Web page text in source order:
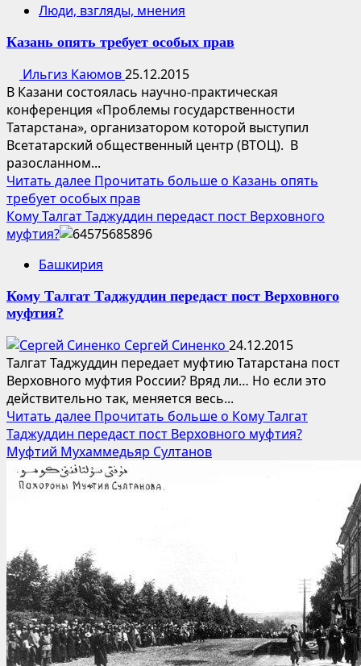
Люди, взгляды, мнения
Казань опять требует особых прав
Ильгиз Каюмов25.12.2015
В Казани состоялась научно-практическая
конференция «Проблемы государственности
Татарстана», организатором которой выступил
Всетатарский общественный центр (ВТОЦ). В
разосланном...
Читать далее Прочитать больше о Казань опять
требует особых прав
Кому Талгат Таджуддин передаст пост Верховного
муфтия?
Башкирия
Кому Талгат Таджуддин передаст пост Верховного
муфтия?
Сергей Синенко 24.12.2015
Талгат Таджуддин передает муфтию Татарстана пост
Верховного муфтия России? Вряд ли… Но если это
действительно так, меняется весь...
Читать далее Прочитать больше о Кому Талгат
Таджуддин передаст пост Верховного муфтия?
Муфтий Мухаммедьяр Султанов